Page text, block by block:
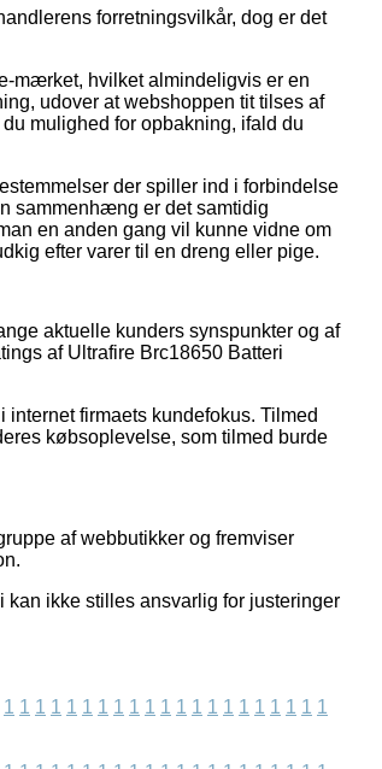
forretningsvilkår, dog er det
mærket, hvilket almindeligvis er en
udover at webshoppen tit tilses af
mulighed for opbakning, ifald du
der spiller ind i forbindelse
sammenhæng er det samtidig
en anden gang vil kunne vidne om
efter varer til en dreng eller pige.
aktuelle kunders synspunkter og af
af Ultrafire Brc18650 Batteri
firmaets kundefokus. Tilmed
købsoplevelse, som tilmed burde
af webbutikker og fremviser
kan ikke stilles ansvarlig for justeringer
1 1 1 1 1 1 1 1 1 1 1 1 1 1 1 1 1 1 1 1 1